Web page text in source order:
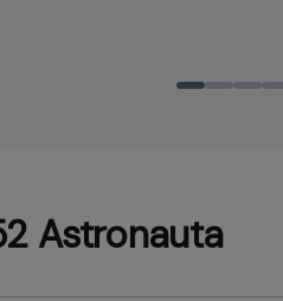
Astronauta